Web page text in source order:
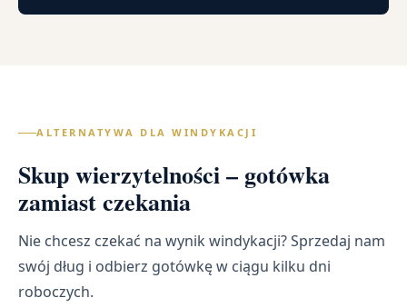
ALTERNATYWA DLA WINDYKACJI
Skup wierzytelności – gotówka
zamiast czekania
Nie chcesz czekać na wynik windykacji? Sprzedaj nam
swój dług i odbierz gotówkę w ciągu kilku dni
roboczych.